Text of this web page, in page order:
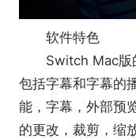
软件特色
Switch Mac版的
包括字幕和字幕的
能，字幕，外部预
的更改，裁剪，缩